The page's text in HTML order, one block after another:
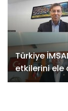
Türkiye
etkilerini ele